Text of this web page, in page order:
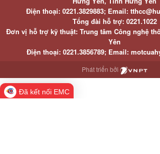
Điện thoại: 0221.3829883; Email:
Tổng đài hỗ trợ: 0221.1022
Đơn vị hỗ trợ kỹ thuật: Trung tâm Công nghệ
Yên
Điện thoại: 0221.3856789; Email:
Phát triển bởi
Đã kết nối EMC